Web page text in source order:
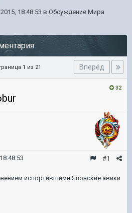
18:48:53 в Обсуждение Мира
Вперёд
1 из 21
32
#1
испортившими Японские авики